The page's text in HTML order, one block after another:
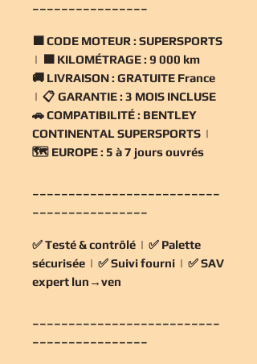
🟧CODE MOTEUR : SUPERSPORTS
| 🟧 KILOMÉTRAGE : 9 000 km
🚚 LIVRAISON : GRATUITE France
| 📋 GARANTIE : 3 MOIS INCLUSE
🚗COMPATIBILITÉ : BENTLEY
CONTINENTAL SUPERSPORTS |
🗺️ EUROPE : 5 à 7 jours ouvrés
✅Testé & contrôlé | ✅ Palette
sécurisée | ✅Suivi fourni | ✅SAV
expert lun→ven